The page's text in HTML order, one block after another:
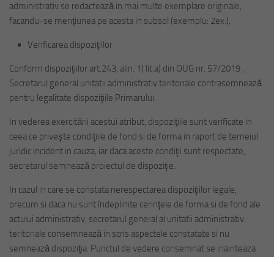
administrativ se redactează in mai multe exemplare originale,
facandu-se menţiunea pe acesta in subsol (exemplu: 2ex.).
Verificarea dispoziţiilor
Conform dispoziţiilor art.243, alin. 1) lit.a) din OUG nr. 57/2019 ,
Secretarul general unitatii administrativ teritoriale contrasemnează
pentru legalitate dispoziţiile Primarului.
In vederea exercitării acestui atribut, dispoziţiile sunt verificate in
ceea ce priveşte condiţiile de fond si de forma in raport de temeiul
juridic incident in cauza, iar daca aceste condiţii sunt respectate,
secretarul semnează proiectul de dispoziţie.
In cazul in care se constata nerespectarea dispoziţiilor legale,
precum si daca nu sunt îndeplinite cerinţele de forma si de fond ale
actului administrativ, secretarul general al unitatii administrativ
teritoriale consemnează in scris aspectele constatate si nu
semnează dispoziţia. Punctul de vedere consemnat se inainteaza